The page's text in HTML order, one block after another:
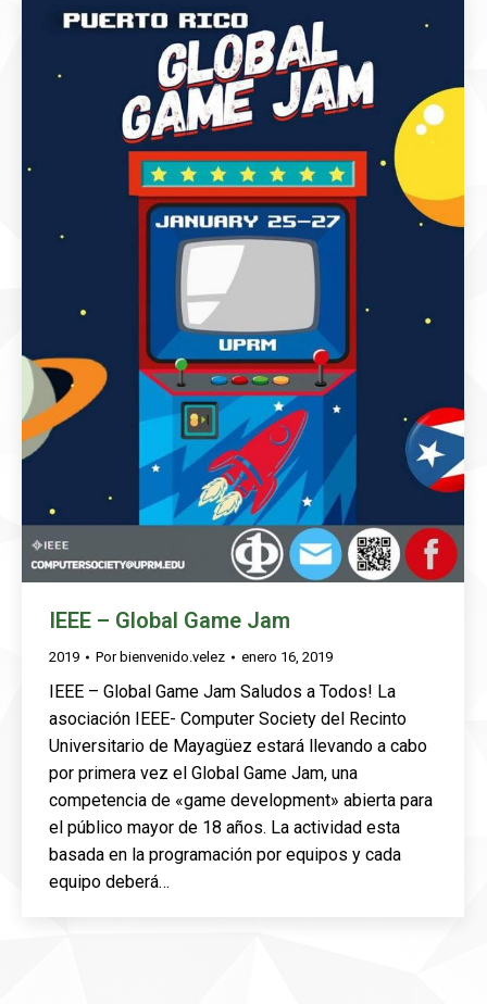
IEEE – Global Game Jam
2019 Por bienvenido.velez enero 16, 2019
IEEE – Global Game Jam Saludos a Todos! La
asociación IEEE- Computer Society del Recinto
Universitario de Mayagüez estará llevando a cabo
por primera vez el Global Game Jam, una
competencia de «game development» abierta para
el público mayor de 18 años. La actividad esta
basada en la programación por equipos y cada
equipo deberá…